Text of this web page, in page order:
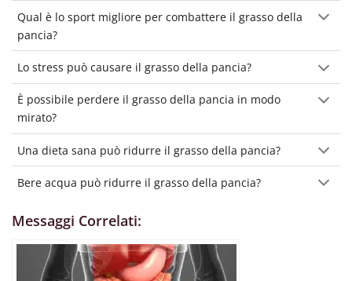
Qual è lo sport migliore per combattere il grasso della
pancia?
Lo stress può causare il grasso della pancia?
È possibile perdere il grasso della pancia in modo
mirato?
Una dieta sana può ridurre il grasso della pancia?
Bere acqua può ridurre il grasso della pancia?
Messaggi Correlati: